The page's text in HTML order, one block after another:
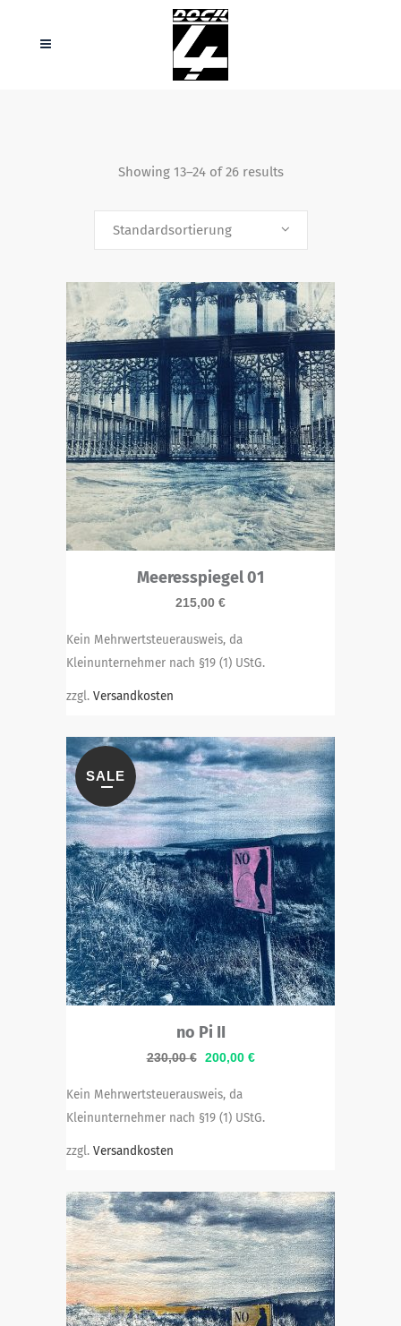
Showing 13–24 of 26 results
Standardsortierung
Meeresspiegel 01
215,00 €
Kein Mehrwertsteuerausweis, da
Kleinunternehmer nach §19 (1) UStG.
zzgl. Versandkosten
SALE
no Pi II
230,00€ Ursprünglicher
war:
230,00 €
200,00 €Aktueller
200,00 €.
Kein Mehrwertsteuerausweis, da
Kleinunternehmer nach §19 (1) UStG.
zzgl. Versandkosten